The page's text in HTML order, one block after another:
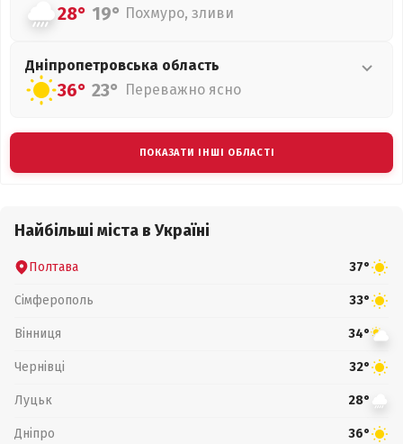
28° 19° Похмуро, зливи
Дніпропетровська область
36° 23° Переважно ясно
ПОКАЗАТИ ІНШІ ОБЛАСТІ
Найбільші міста в Україні
Полтава 37°
Сімферополь 33°
Вінниця 34°
Чернівці 32°
Луцьк 28°
Дніпро 36°